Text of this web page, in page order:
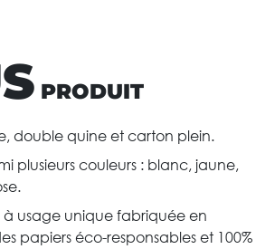
PRODUIT
double quine et carton plein.
plusieurs couleurs : blanc, jaune,
à usage unique fabriquée en
papiers éco-responsables et 100%